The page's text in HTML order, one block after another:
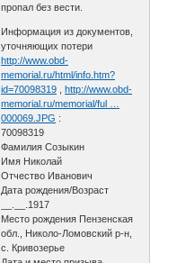
пропал без вести.
Информация из документов,
уточняющих потери
http://www.obd-
memorial.ru/html/info.htm?
id=70098319 ,http://www.obd-
memorial.ru/memorial/ful …
000069.JPG :
70098319
Фамилия Созыкин
Имя Николай
Отчество Иванович
Дата рождения/Возраст
__.__.1917
Место рождения Пензенская
обл., Николо-Ломовский р-н,
с. Кривозерье